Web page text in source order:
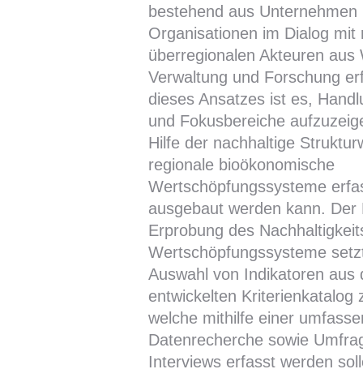
bestehend aus Unternehmen
Organisationen im Dialog mit
überregionalen Akteuren aus
Verwaltung und Forschung
dieses Ansatzes ist es,
und Fokusbereiche
Hilfe der nachhaltige
regionale bioökonomische
Wertschöpfungssysteme
ausgebaut werden kann. Der
Erprobung des
Wertschöpfungssysteme
Auswahl von Indikatoren aus
entwickelten Kriterienkatalog
welche mithilfe einer
Datenrecherche sowie
Interviews erfasst werden